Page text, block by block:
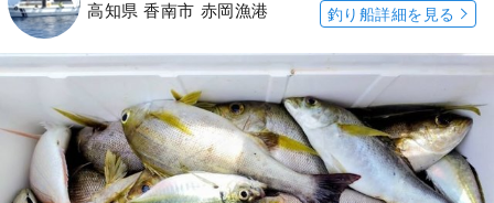
高知県 香南市 赤岡漁港 釣り船詳細を見る